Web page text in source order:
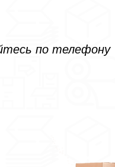
по телефону